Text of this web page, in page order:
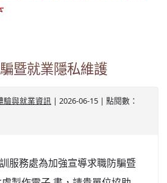
學年全國學生家事類技
金手獎3支優勝
一
暨就業隱私維護
驗與就業資訊
| 2026-06-15 | 點閱數：
服務處為加強宣導求職防騙暨